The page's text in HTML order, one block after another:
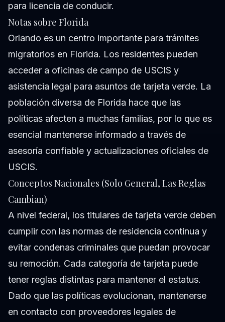
para licencia de conducir.
Notas sobre Florida
Orlando es un centro importante para trámites
migratorios en Florida. Los residentes pueden
acceder a oficinas de campo de USCIS y
asistencia legal para asuntos de tarjeta verde. La
población diversa de Florida hace que las
políticas afecten a muchas familias, por lo que es
esencial mantenerse informado a través de
asesoría confiable y actualizaciones oficiales de
USCIS.
Conceptos Nacionales (Solo General, Las Reglas
Cambian)
A nivel federal, los titulares de tarjeta verde deben
cumplir con las normas de residencia continua y
evitar condenas criminales que puedan provocar
su remoción. Cada categoría de tarjeta puede
tener reglas distintas para mantener el estatus.
Dado que las políticas evolucionan, mantenerse
en contacto con proveedores legales de